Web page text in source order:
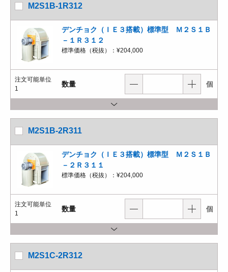
M2S1B-1R312
デンチョク（ＩＥ３搭載）標準型 Ｍ２Ｓ１Ｂ
－１Ｒ３１２
標準価格（税抜）： ¥204,000
注文可能単位
1
数量 個
M2S1B-2R311
デンチョク（ＩＥ３搭載）標準型 Ｍ２Ｓ１Ｂ
－２Ｒ３１１
標準価格（税抜）： ¥204,000
注文可能単位
1
数量 個
M2S1C-2R312